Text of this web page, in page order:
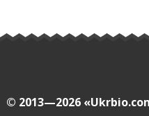
© 2013—2026